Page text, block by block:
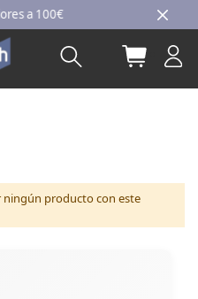
Ir
al
contenido
100€
Buscar Mi
producto con este